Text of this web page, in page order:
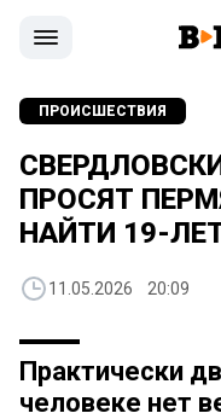
ПРОИСШЕСТВИЯ
ПРОСЯТ
НАЙТИ 19-
11.05.2026 20:09
Практически
человеке нет